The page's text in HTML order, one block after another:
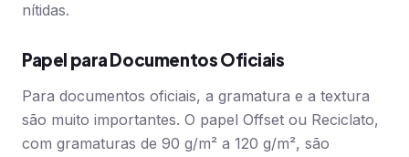
nítidas.
Papel para Documentos Oficiais
Para documentos oficiais, a gramatura e a textura
são muito importantes. O papel Offset ou Reciclato,
com gramaturas de 90 g/m² a 120 g/m², são